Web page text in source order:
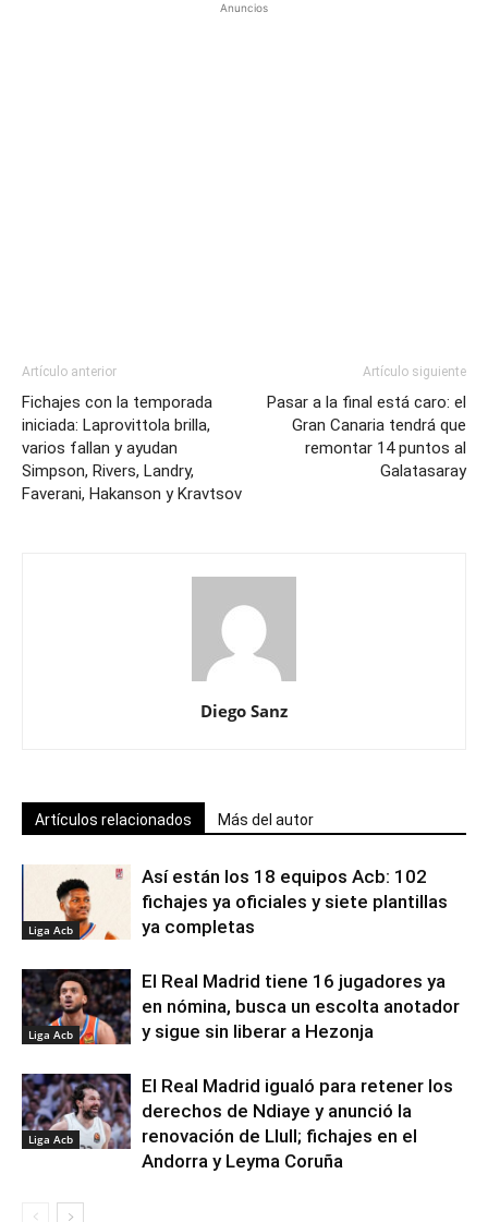
Anuncios
Artículo anterior
Fichajes con la temporada
iniciada: Laprovittola brilla,
varios fallan y ayudan
Simpson, Rivers, Landry,
Faverani, Hakanson y Kravtsov
Artículo siguiente
Pasar a la final está caro: el
Gran Canaria tendrá que
remontar 14 puntos al
Galatasaray
Diego Sanz
Artículos relacionados Más del autor
Liga Acb
Así están los 18 equipos Acb: 102
fichajes ya oficiales y siete plantillas
ya completas
Liga Acb
El Real Madrid tiene 16 jugadores ya
en nómina, busca un escolta anotador
y sigue sin liberar a Hezonja
Liga Acb
El Real Madrid igualó para retener los
derechos de Ndiaye y anunció la
renovación de Llull; fichajes en el
Andorra y Leyma Coruña